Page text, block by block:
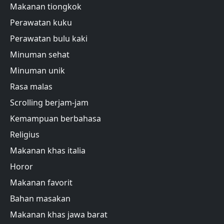
Makanan tiongkok
Perawatan kuku
Perawatan bulu kaki
Minuman sehat
Minuman unik
Rasa malas
Scrolling berjam-jam
Kemampuan berbahasa
Religius
Makanan khas italia
Horor
Makanan favorit
Bahan masakan
Makanan khas jawa barat